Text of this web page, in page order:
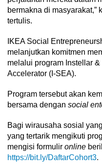
bermakna di masyarakat,”
tertulis.
IKEA Social
melanjutkan komitmen
melalui program Instellar
Accelerator (I-SEA).
Program tersebut akan
bersama dengan social
Bagi wirausaha sosial
yang tertarik mengikuti
mengisi formulir online
https://bit.ly/DaftarCohort3.